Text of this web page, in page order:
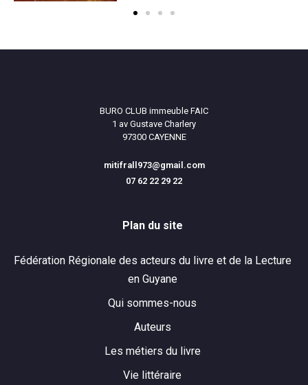
BURO CLUB immeuble FAIC
1 av Gustave Charlery
97300 CAYENNE
mitifrall973@gmail.com
07 62 22 29 22
Plan du site
Fédération Régionale des acteurs du livre et de la Lecture
en Guyane
Qui sommes-nous
Auteurs
Les métiers du livre
Vie littéraire